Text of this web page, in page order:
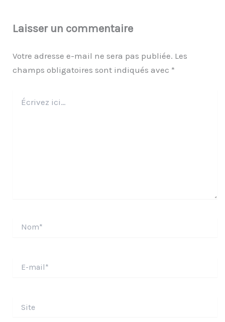
Laisser un commentaire
Votre adresse e-mail ne sera pas publiée. Les
champs obligatoires sont indiqués avec *
ici…
mail*